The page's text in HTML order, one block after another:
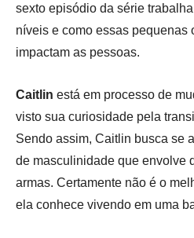
sexto episódio da série
níveis e como essas pequenas
impactam as pessoas.
Caitlin está em processo de
visto sua curiosidade pela
Sendo assim, Caitlin busca se
de masculinidade que envolve
armas. Certamente não é o
ela conhece vivendo em uma